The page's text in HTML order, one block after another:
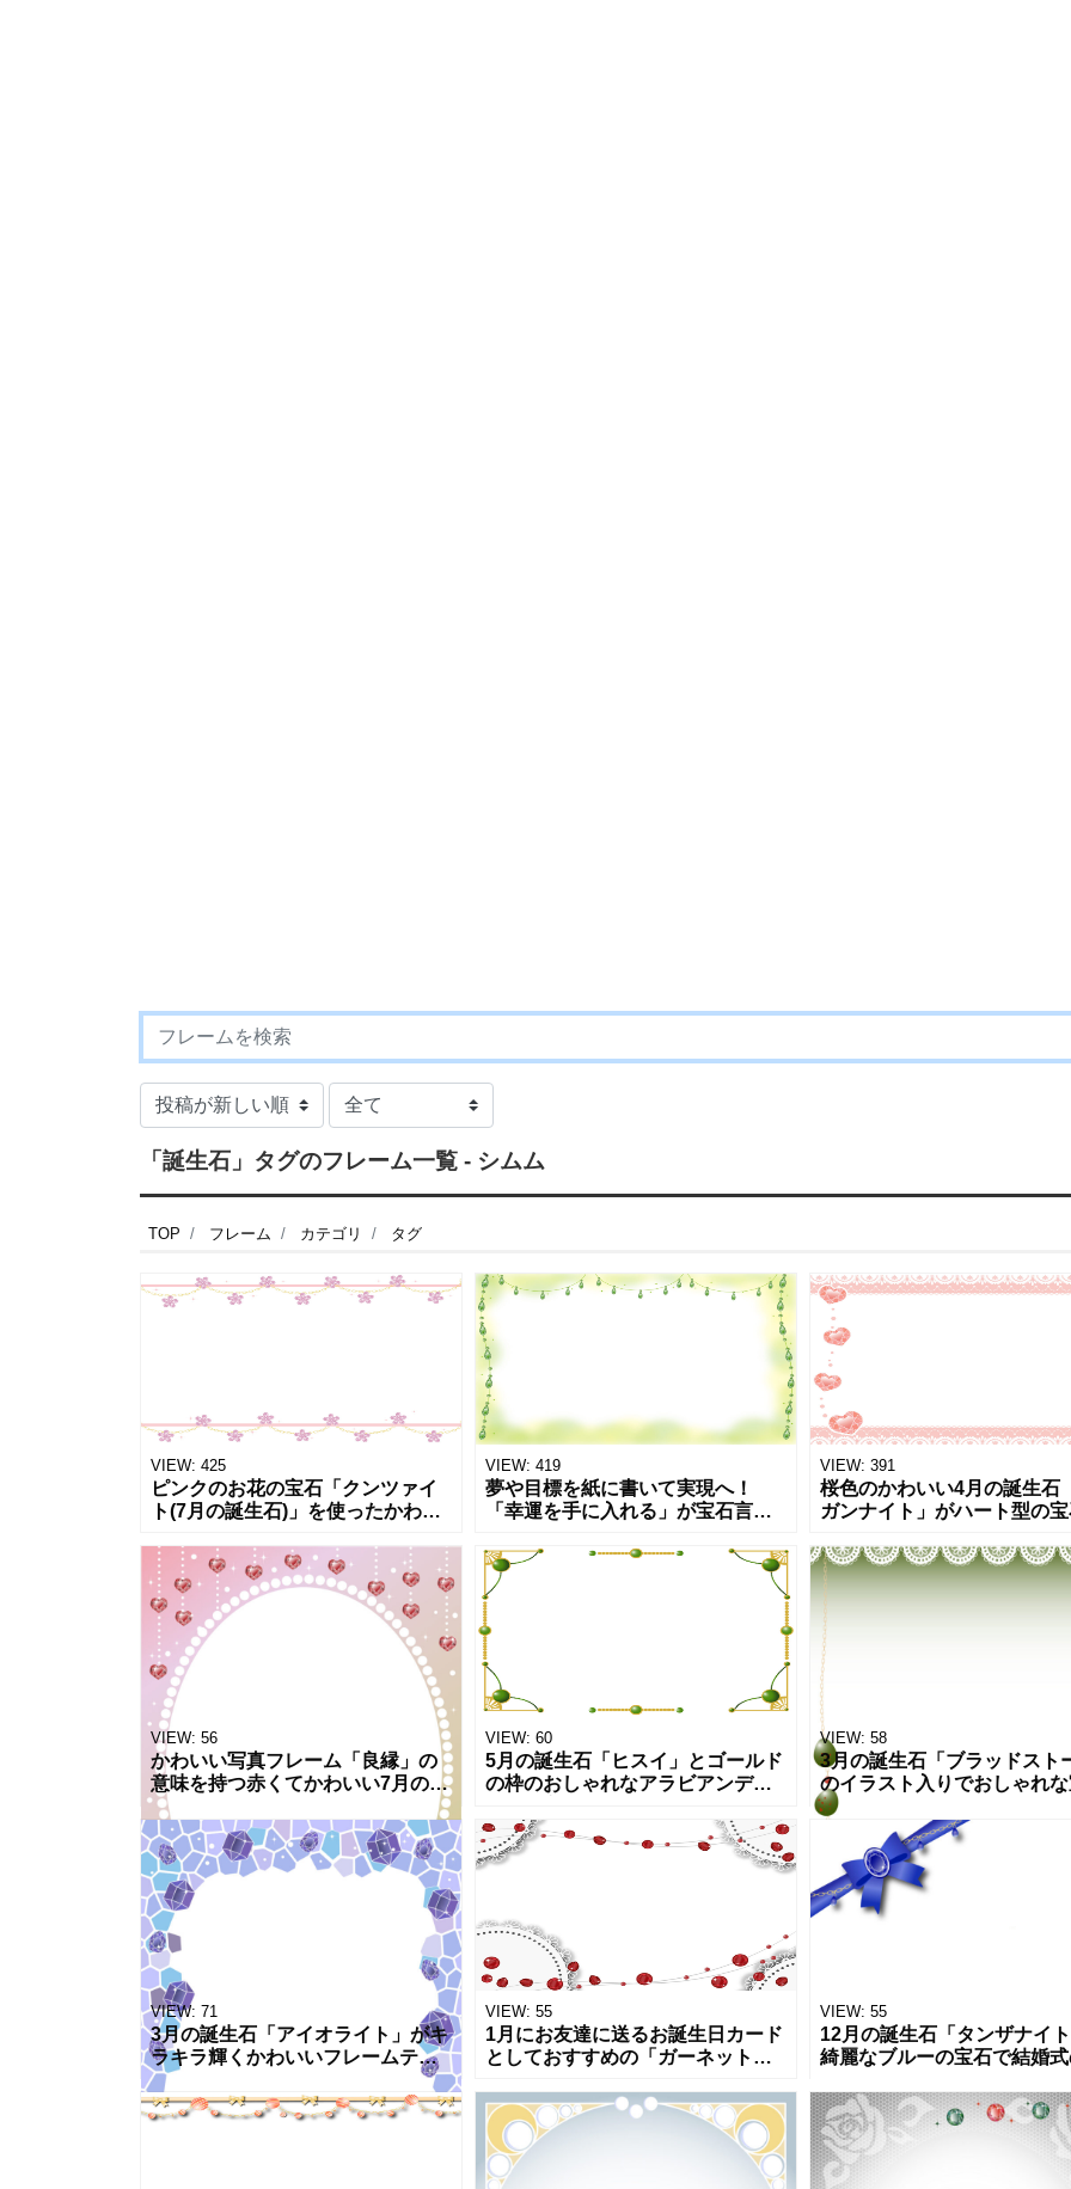
「誕生石」タグのフレーム一覧 - シムム
TOP フレーム カテゴリ タグ
VIEW: 425
ピンクのお花の宝石「クンツァイ
ト(7月の誕生石)」を使ったかわい
張り紙におすすめのフレーム素材
になります。印刷サイズはA4･横
型で
VIEW: 419
夢や目標を紙に書いて実現へ！
「幸運を手に入れる」が宝石言葉
石イラストフレーム・おしゃれな
デザインの横型テンプレートでお
店のショッ
VIEW: 391
桜色のかわいい4月の誕生石
ガンナイト」がハート型の
ムになって登場！春の季節
メッセージカードや入学シ
のお祝い
VIEW: 56
かわいい写真フレーム「良縁」の
意味を持つ赤くてかわいい7月の誕
生石「ルビー」がハート型になっ
てキラキラしてるおしゃれなテン
プレートです。透過PNGで写真や
画像を
VIEW: 60
5月の誕生石「ヒスイ」とゴールド
の枠のおしゃれなアラビアンデザ
縁起の良いイラストでお店のお知
らせの張り紙やSNS投稿、ホーム
VIEW: 58
3月の誕生石「ブラッドスト
のイラスト入りでおしゃれ
キラキラフレーム！大人向
り紙やチラシ、ポスターの
ンを簡単に作成できるテン
トになり
VIEW: 71
3月の誕生石「アイオライト」がキ
ラキラ輝くかわいいフレームテン
プレート！パステルカラーで女の
子に人気のデザイン！お店のショ
ップカードやポイントカードの飾
VIEW: 55
1月にお友達に送るお誕生日カード
としておすすめの「ガーネット」
ートです。ガーネットの宝石言葉
の中には「友愛」という言葉が込
められて
VIEW: 55
12月の誕生石「タンザナイ
綺麗なブルーの宝石で結婚
のイラストデザインフレー
ります。テンプレートはダ
ードでご